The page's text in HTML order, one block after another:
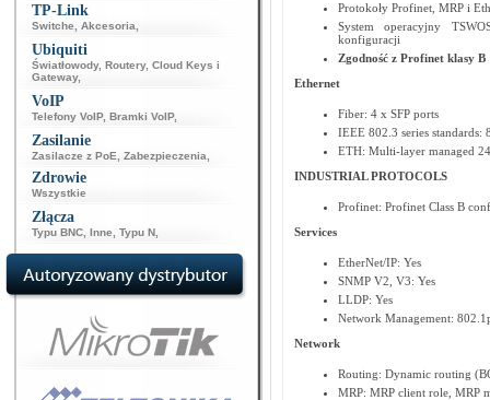
TP-Link
Switche Akcesoria
Ubiquiti
Światłowody, Routery, Cloud Keys i
Gateway,
VoIP
Telefony VoIP, Bramki VoIP,
Zasilanie
Zasilacze z PoE Zabezpieczenia
Zdrowie
Wszystkie
Złącza
Typu BNC Inne Typu N
Protokoły Profinet, MRP i
System operacyjny
konfiguracji
Zgodność z Profinet klasy B
Ethernet
Fiber: 4 x SFP ports
IEEE 802.3 series
ETH: Multi-layer managed
INDUSTRIAL PROTOCOLS
Profinet: Profinet Class B
Services
EtherNet/IP: Yes
SNMP V2, V3: Yes
LLDP: Yes
Network Management:
Network
Routing: Dynamic routing
MRP: MRP client role, MRP